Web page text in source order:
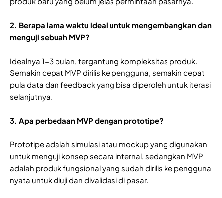
2. Berapa lama waktu ideal untuk mengembangkan dan
menguji sebuah MVP?
Idealnya 1-3 bulan, tergantung kompleksitas produk.
Semakin cepat MVP dirilis ke pengguna, semakin cepat
pula data dan feedback yang bisa diperoleh untuk iterasi
selanjutnya.
3. Apa perbedaan MVP dengan prototipe?
Prototipe adalah simulasi atau mockup yang digunakan
untuk menguji konsep secara internal, sedangkan MVP
adalah produk fungsional yang sudah dirilis ke pengguna
nyata untuk diuji dan divalidasi di pasar.